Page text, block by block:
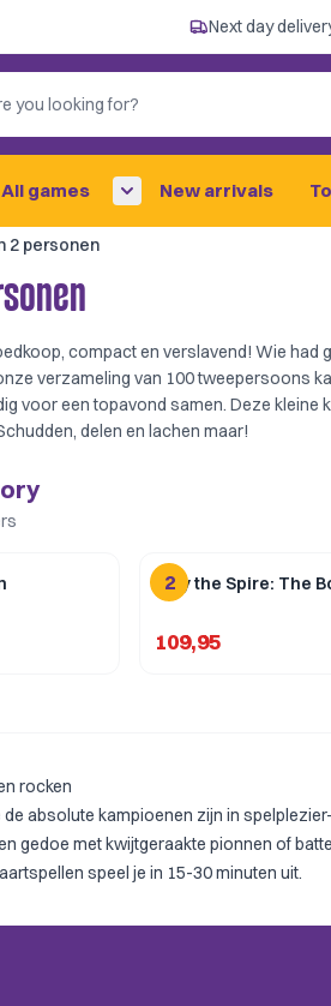
Next day
for?
All games New arrivals
2 personen
compact en verslavend! Wie had
verzameling van 100 tweepersoons
voor een topavond samen. Deze kleine
delen en lachen maar!
2
Slay the Spire: The
109,95
rocken
absolute kampioenen zijn in
gedoe met kwijtgeraakte pionnen of
speel je in 15-30 minuten uit.